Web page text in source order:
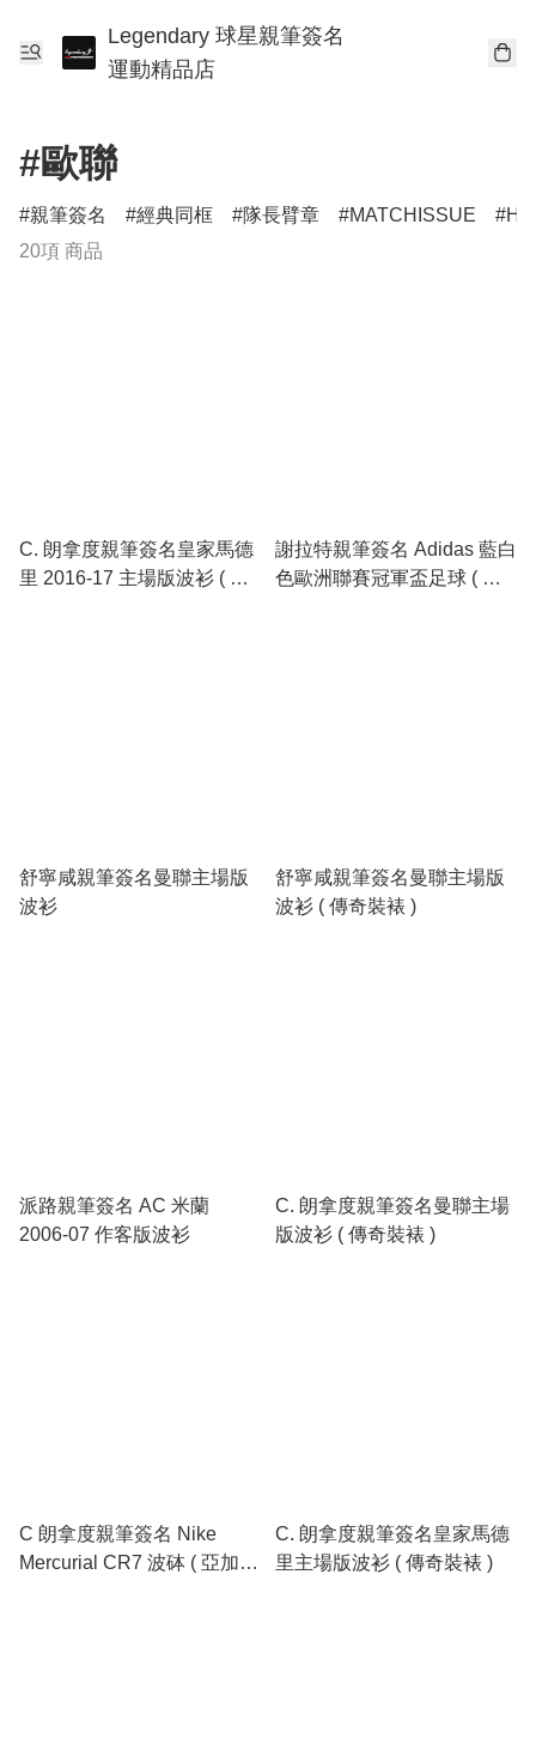
Legendary 球星親筆簽名
運動精品店
#歐聯
親筆簽名 經典同框 隊長臂章 MATCHISSUE
20項 商品
C. 朗拿度親筆簽名皇家馬德
里 2016-17 主場版波衫 ( 傳
謝拉特親筆簽名 Adidas 藍白
色歐洲聯賽冠軍盃足球 ( 亞
舒寧咸親筆簽名曼聯主場版
波衫
舒寧咸親筆簽名曼聯主場版
波衫 ( 傳奇裝裱 )
派路親筆簽名 AC 米蘭
2006-07 作客版波衫
C. 朗拿度親筆簽名曼聯主場
版波衫 ( 傳奇裝裱 )
C 朗拿度親筆簽名 Nike
Mercurial CR7 波砵 ( 亞加力
C. 朗拿度親筆簽名皇家馬德
里主場版波衫 ( 傳奇裝裱 )